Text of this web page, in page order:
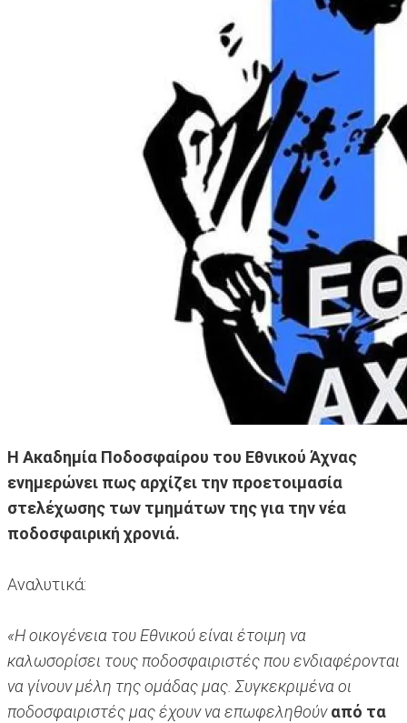
Η Ακαδημία Ποδοσφαίρου του Εθνικού Άχνας
ενημερώνει πως αρχίζει την προετοιμασία
στελέχωσης των τμημάτων της για την νέα
ποδοσφαιρική χρονιά.
Αναλυτικά:
«Η οικογένεια του Εθνικού είναι έτοιμη να
καλωσορίσει τους ποδοσφαιριστές που ενδιαφέρονται
να γίνουν μέλη της ομάδας μας. Συγκεκριμένα οι
ποδοσφαιριστές μας έχουν να επωφεληθούναπό τα